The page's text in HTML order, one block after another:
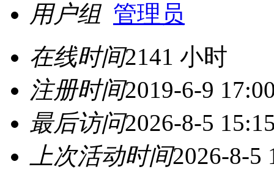
用户组 管理员
在线时间2141 小时
注册时间2019-6-9
最后访问2026-8-5
上次活动时间2026-8-5